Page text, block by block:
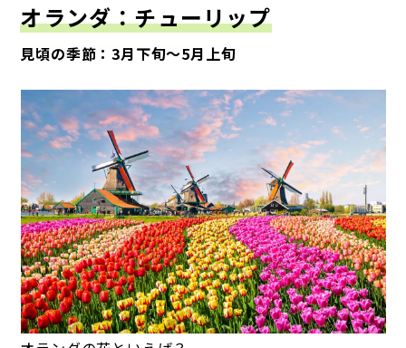
オランダ：チューリップ
見頃の季節：3月下旬～5月上旬